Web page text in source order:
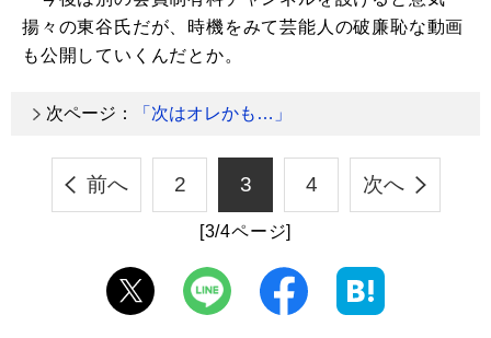
揚々の東谷氏だが、時機をみて芸能人の破廉恥な動画
も公開していくんだとか。
次ページ： 「次はオレかも…」
前へ 2 3 4 次へ
[3/4ページ]